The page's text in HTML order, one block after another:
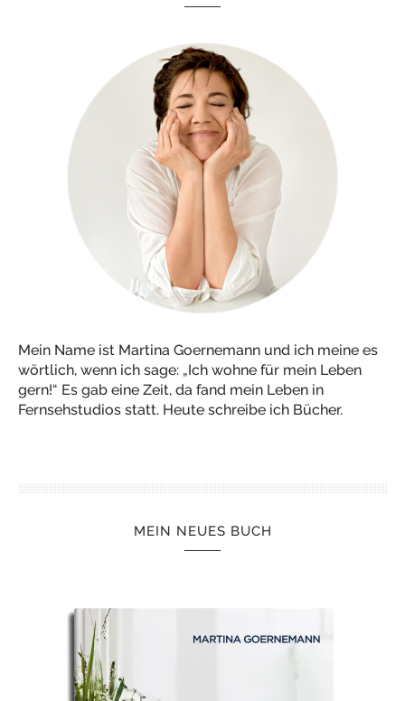
Mein Name ist Martina Goernemann und ich meine es
wörtlich, wenn ich sage: „Ich wohne für mein Leben
gern!“ Es gab eine Zeit, da fand mein Leben in
Fernsehstudios statt. Heute schreibe ich Bücher.
MEIN NEUES BUCH